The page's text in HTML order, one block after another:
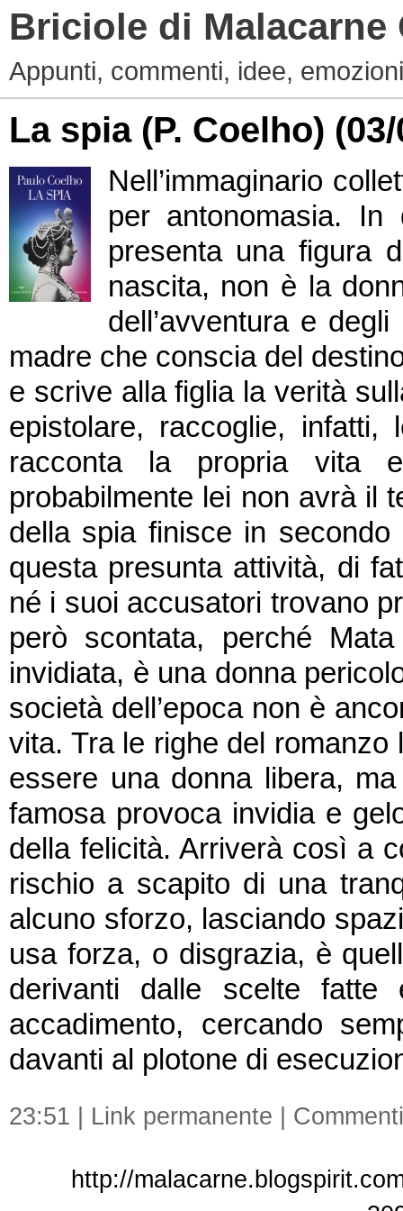
Briciole di Malacarne
Appunti, commenti, idee,
La spia (P. Coelho)
Nell’immaginario
per antonomasia. In
presenta una figura
nascita, non è la
dell’avventura e
madre che conscia del
e scrive alla figlia la verità
epistolare, raccoglie,
racconta la propria vita
probabilmente lei non avrà il
della spia finisce in
questa presunta attività, di
né i suoi accusatori trovano
però scontata, perché
invidiata, è una donna
società dell’epoca non è
vita. Tra le righe del
essere una donna libera,
famosa provoca invidia e
della felicità. Arriverà così a
rischio a scapito di una
alcuno sforzo, lasciando
usa forza, o disgrazia, è
derivanti dalle scelte
accadimento, cercando
davanti al plotone di
23:51 | Link permanente
http://